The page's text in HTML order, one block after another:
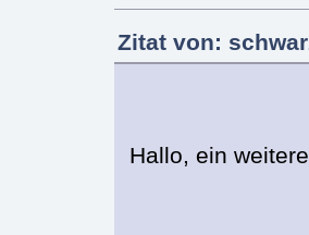
Zitat von:
Hallo, ein